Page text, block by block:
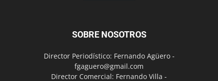
SOBRE NOSOTROS
Director Periodístico: Fernando Agüero -
fgaguero@gmail.com
Director Comercial: Fernando Villa -